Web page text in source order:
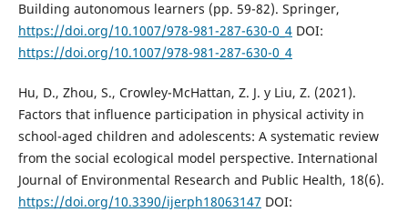
Building autonomous learners (pp. 59-82). Springer,
https://doi.org/10.1007/978-981-287-630-0_4DOI:
https://doi.org/10.1007/978-981-287-630-0_4
Hu, D., Zhou, S., Crowley-McHattan, Z. J. y Liu, Z. (2021).
Factors that influence participation in physical activity in
school-aged children and adolescents: A systematic review
from the social ecological model perspective. International
Journal of Environmental Research and Public Health, 18(6).
https://doi.org/10.3390/ijerph18063147 DOI: